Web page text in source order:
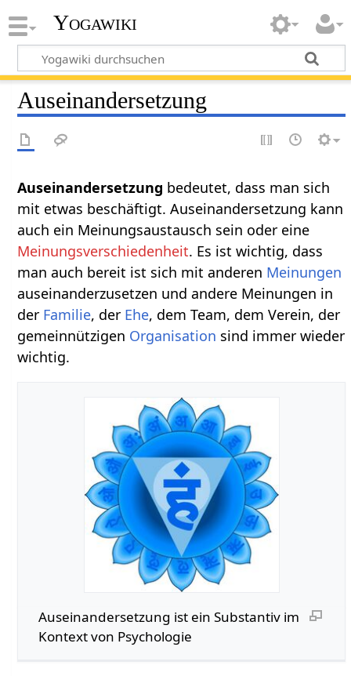
Yogawiki
Auseinandersetzung
bedeutet, dass man sich
mit etwas beschäftigt. Auseinandersetzung kann
auch ein Meinungsaustausch sein oder eine
Meinungsverschiedenheit. Es ist wichtig, dass
man auch bereit ist sich mit anderen Meinungen
auseinanderzusetzen und andere Meinungen in
der Familie, der Ehe, dem Team, dem Verein, der
gemeinnützigen Organisation sind immer wieder
wichtig.
Auseinandersetzung‏‎ ist ein Substantiv im
Kontext von Psychologie